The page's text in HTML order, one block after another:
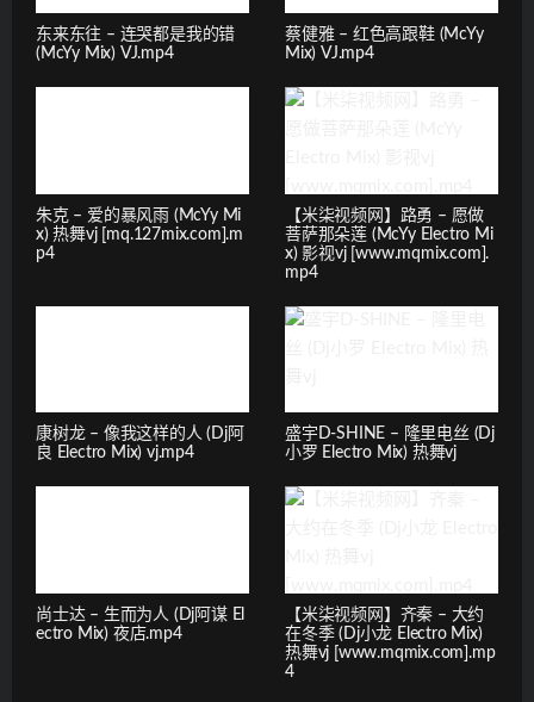
东来东往 – 连哭都是我的错
(McYy Mix) VJ.mp4
蔡健雅 – 红色高跟鞋 (McYy
Mix) VJ.mp4
朱克 – 爱的暴风雨 (McYy Mi
x) 热舞vj [mq.127mix.com].m
p4
【米柒视频网】路勇 – 愿做
菩萨那朵莲 (McYy Electro Mi
x) 影视vj [www.mqmix.com].
mp4
康树龙 – 像我这样的人 (Dj阿
良 Electro Mix) vj.mp4
盛宇D-SHINE – 隆里电丝 (Dj
小罗 Electro Mix) 热舞vj
尚士达 – 生而为人 (Dj阿谋 El
ectro Mix) 夜店.mp4
【米柒视频网】齐秦 – 大约
在冬季 (Dj小龙 Electro Mix)
热舞vj [www.mqmix.com].mp
4